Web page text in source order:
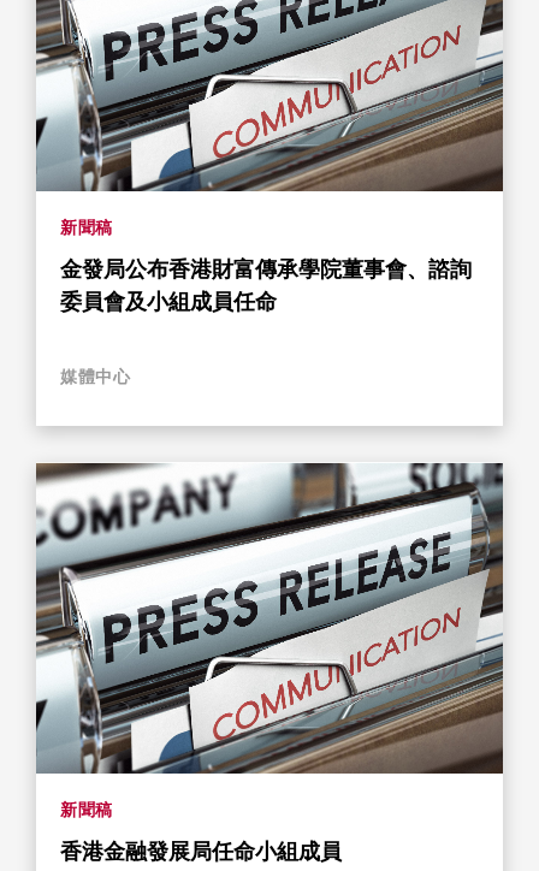
新聞稿
金發局公布香港財富傳承學院董事會、諮詢
委員會及小組成員任命
媒體中心
新聞稿
香港金融發展局任命小組成員